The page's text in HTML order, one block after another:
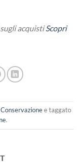
acquistiScopri
Conservazionee taggato
.